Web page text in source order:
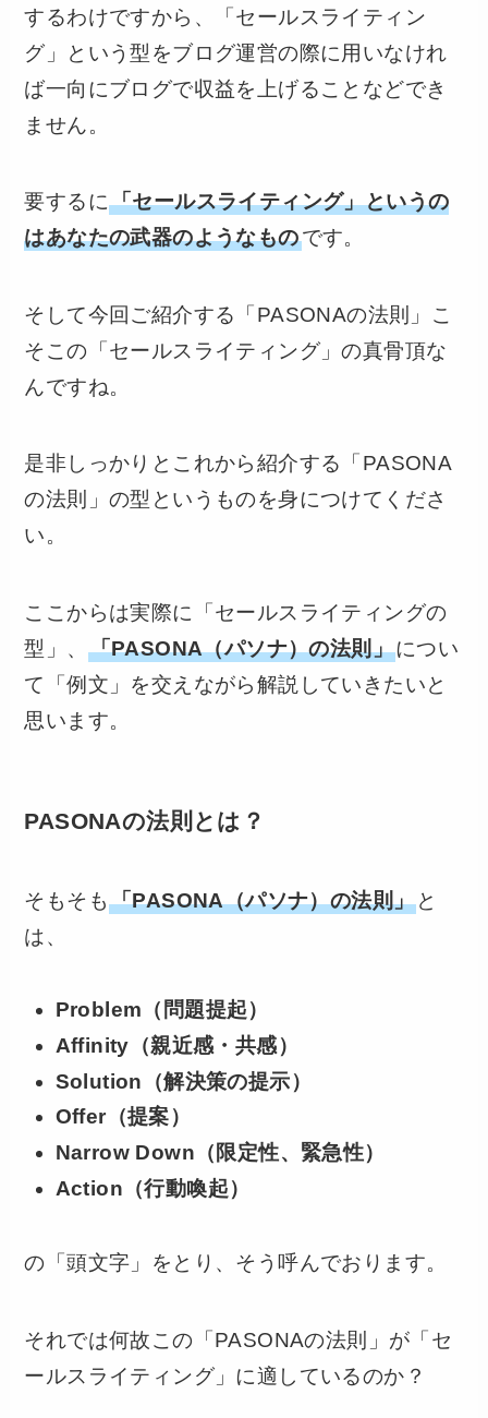
するわけですから、「セールスライティン
グ」という型をブログ運営の際に用いなけれ
ば一向にブログで収益を上げることなどでき
ません。
要するに「セールスライティング」というの
はあなたの武器のようなものです。
そして今回ご紹介する「PASONAの法則」こ
そこの「セールスライティング」の真骨頂な
んですね。
是非しっかりとこれから紹介する「PASONA
の法則」の型というものを身につけてくださ
い。
ここからは実際に「セールスライティングの
型」、 「PASONA（パソナ）の法則」につい
て「例文」を交えながら解説していきたいと
思います。
PASONAの法則とは？
そもそも「PASONA（パソナ）の法則」 と
は、
Problem（問題提起）
Affinity（親近感・共感）
Solution（解決策の提示）
Offer（提案）
Narrow Down（限定性、緊急性）
Action（行動喚起）
の「頭文字」をとり、そう呼んでおります。
それでは何故この「PASONAの法則」が「セ
ールスライティング」に適しているのか？